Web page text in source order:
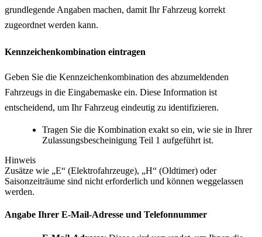
grundlegende Angaben machen, damit Ihr Fahrzeug korrekt
zugeordnet werden kann.
Kennzeichenkombination eintragen
Geben Sie die Kennzeichenkombination des abzumeldenden
Fahrzeugs in die Eingabemaske ein. Diese Information ist
entscheidend, um Ihr Fahrzeug eindeutig zu identifizieren.
Tragen Sie die Kombination exakt so ein, wie sie in Ihrer
Zulassungsbescheinigung Teil 1 aufgeführt ist.
Hinweis
Zusätze wie „E“ (Elektrofahrzeuge), „H“ (Oldtimer) oder
Saisonzeiträume sind nicht erforderlich und können weggelassen
werden.
Angabe Ihrer E-Mail-Adresse und Telefonnummer